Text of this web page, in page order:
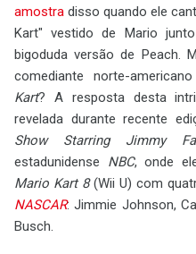
amostra disso quando ele
Kart" vestido de Mario
bigoduda versão de Peach.
comediante norte-
Kart? A resposta desta
revelada durante recente
Show Starring Jimmy
estadunidense NBC, onde
Mario Kart 8(Wii U) com
NASCAR: Jimmie Johnson,
Busch.